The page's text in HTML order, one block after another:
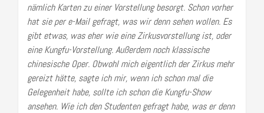
nämlich Karten zu einer Vorstellung besorgt. Schon vorher
hat sie per e-Mail gefragt, was wir denn sehen wollen. Es
gibt etwas, was eher wie eine Zirkusvorstellung ist, oder
eine Kungfu-Vorstellung. Außerdem noch klassische
chinesische Oper. Obwohl mich eigentlich der Zirkus mehr
gereizt hätte, sagte ich mir, wenn ich schon mal die
Gelegenheit habe, sollte ich schon die Kungfu-Show
ansehen. Wie ich den Studenten gefragt habe, was er denn